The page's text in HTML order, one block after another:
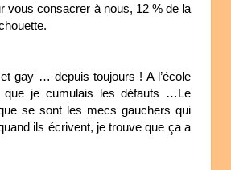
vous consacrer à nous, 12 % de la
gay … depuis toujours ! A l’école
que je cumulais les défauts …Le
se sont les mecs gauchers qui
ils écrivent, je trouve que ça a